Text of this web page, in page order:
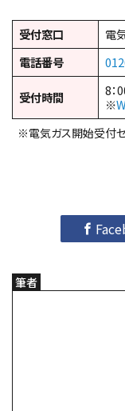
受付窓口
電
電話番号
受付時間
8：
※
※電気ガス開始受付
筆者